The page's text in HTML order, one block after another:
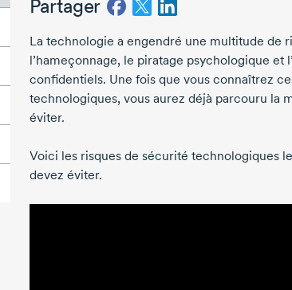
Partager
La technologie a engendré une multitude de
l’hameçonnage, le piratage psychologique et
confidentiels. Une fois que vous connaîtrez
technologiques, vous aurez déjà parcouru la
éviter.
Voici les risques de sécurité technologiques
devez éviter.